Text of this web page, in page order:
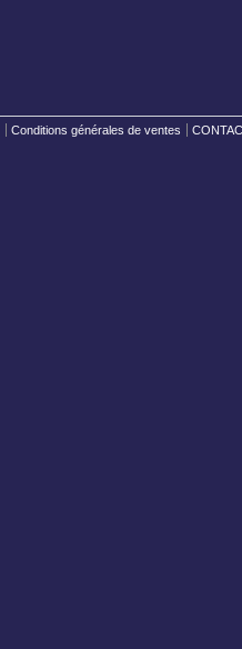
Conditions générales de ventes